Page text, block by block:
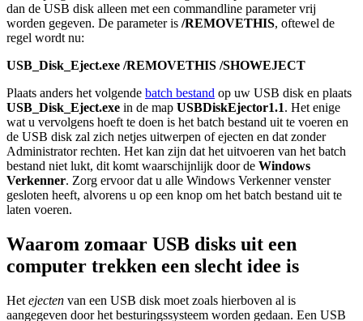
dan de USB disk alleen met een commandline parameter vrij
worden gegeven. De parameter is /REMOVETHIS, oftewel de
regel wordt nu:
USB_Disk_Eject.exe /REMOVETHIS /SHOWEJECT
Plaats anders het volgende batch bestand op uw USB disk en plaats
USB_Disk_Eject.exe in de map USBDiskEjector1.1. Het enige
wat u vervolgens hoeft te doen is het batch bestand uit te voeren en
de USB disk zal zich netjes uitwerpen of ejecten en dat zonder
Administrator rechten. Het kan zijn dat het uitvoeren van het batch
bestand niet lukt, dit komt waarschijnlijk door de Windows
Verkenner. Zorg ervoor dat u alle Windows Verkenner venster
gesloten heeft, alvorens u op een knop om het batch bestand uit te
laten voeren.
Waarom zomaar USB disks uit een
computer trekken een slecht idee is
Het ejecten van een USB disk moet zoals hierboven al is
aangegeven door het besturingssysteem worden gedaan. Een USB